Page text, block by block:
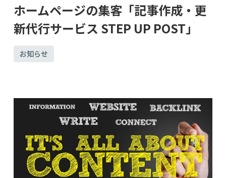
ホームページの集客「記事作成・更
新代行サービス STEP UP POST」
お知らせ